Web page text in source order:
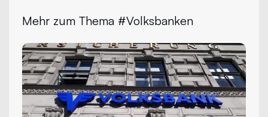
Mehr zum Thema #Volksbanken